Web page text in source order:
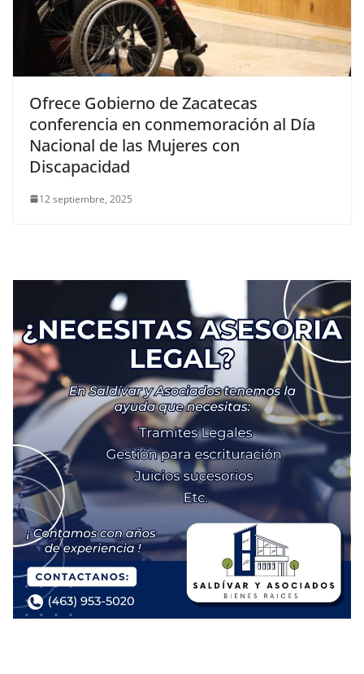
Ofrece Gobierno de Zacatecas
conferencia en conmemoración al Día
Nacional de las Mujeres con
Discapacidad
12 septiembre, 2025